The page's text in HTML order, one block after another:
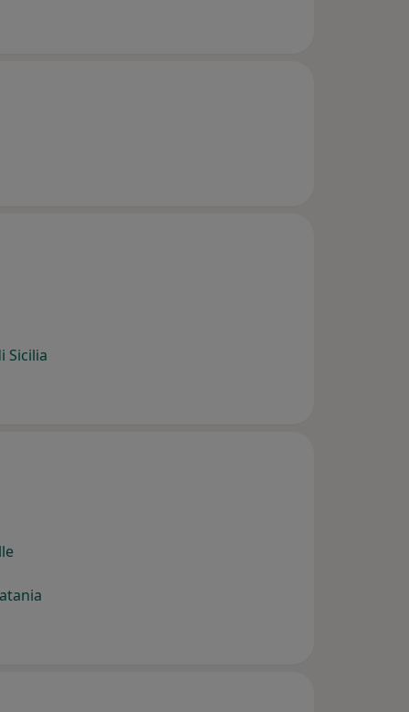
Sicilia